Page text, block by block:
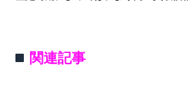
関連記事